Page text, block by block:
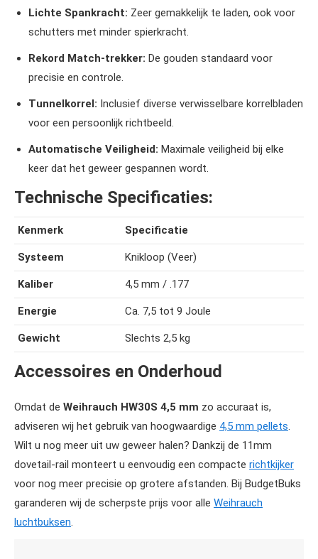
Lichte Spankracht: Zeer gemakkelijk te laden, ook voor
schutters met minder spierkracht.
Rekord Match-trekker: De gouden standaard voor
precisie en controle.
Tunnelkorrel: Inclusief diverse verwisselbare korrelbladen
voor een persoonlijk richtbeeld.
Automatische Veiligheid: Maximale veiligheid bij elke
keer dat het geweer gespannen wordt.
Technische Specificaties:
Kenmerk Specificatie
Systeem Knikloop (Veer)
Kaliber 4,5 mm / .177
Energie Ca. 7,5 tot 9 Joule
Gewicht Slechts 2,5 kg
Accessoires en Onderhoud
Omdat de Weihrauch HW30S 4,5 mm zo accuraat is,
adviseren wij het gebruik van hoogwaardige 4,5 mm pellets.
Wilt u nog meer uit uw geweer halen? Dankzij de 11mm
dovetail-rail monteert u eenvoudig een compacte richtkijker
voor nog meer precisie op grotere afstanden. Bij BudgetBuks
garanderen wij de scherpste prijs voor alle Weihrauch
luchtbuksen.